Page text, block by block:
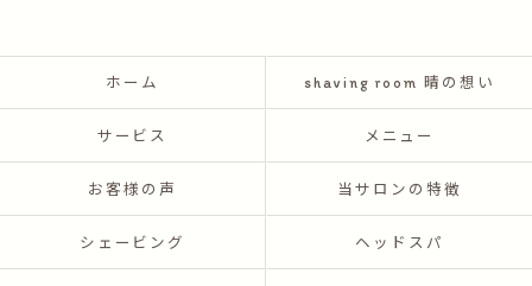
ホーム shaving room 晴の想い
サービス メニュー
お客様の声 当サロンの特徴
シェービング ヘッドスパ